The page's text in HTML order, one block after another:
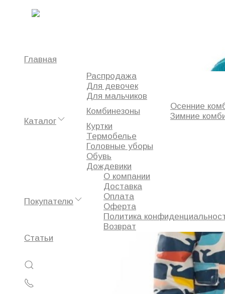
Главная
Каталог
Распродажа
Для девочек
Для мальчиков
Комбинезоны
Осенние
Зимние
Куртки
Термобелье
Головные уборы
Обувь
Дождевики
Покупателю
О компании
Доставка
Оплата
Оферта
Политика
Возврат
Статьи
Просмотренное
Главная